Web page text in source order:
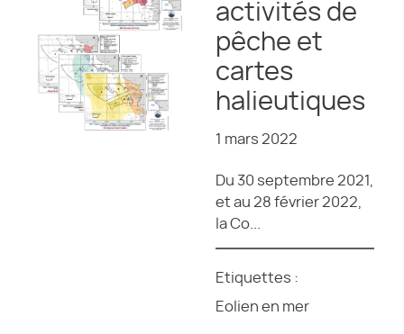
activités de
pêche et
cartes
halieutiques
1 mars 2022
Du 30 septembre 2021,
et au 28 février 2022,
la Co...
Etiquettes :
Eolien en mer